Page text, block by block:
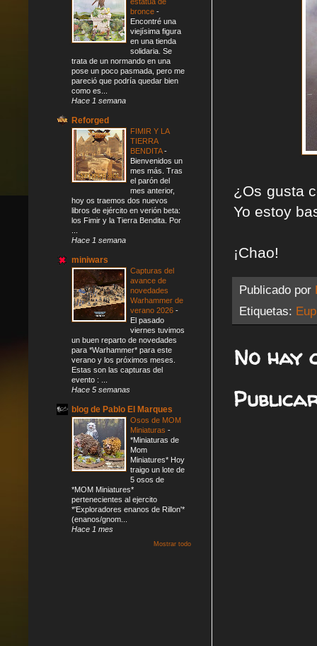
¿Os gusta
Yo estoy
¡Chao!
Publicado por
Etiquetas:
No hay
bronce -
Encontré una
viejísima figura
en una tienda
solidaria. Se
trata de un normando en una
pose un poco pasmada, pero me
pareció que podría quedar bien
como es...
Hace 1 semana
Reforged
FIMIR Y LA
TIERRA
BENDITA-
Bienvenidos un
mes más. Tras
el parón del
mes anterior,
hoy os traemos dos nuevos
libros de ejército en verión beta:
los Fimir y la Tierra Bendita. Por
Hace 1 semana
miniwars
Capturas del
avance de
novedades
Warhammer de
verano 2026 -
El pasado
viernes tuvimos
un buen reparto de novedades
para *Warhammer* para este
verano y los próximos meses.
Estas son las capturas del
evento : ...
Hace 5 semanas
blog de Pablo El Marques
Osos de MOM
Miniaturas -
*Miniaturas de
Mom
Miniatures* Hoy
traigo un lote de
5 osos de
*MOM Miniatures*
pertenecientes al ejercito
*'Exploradores enanos de Rillon'*
(enanos/gnom...
Hace 1 mes
Mostrar todo